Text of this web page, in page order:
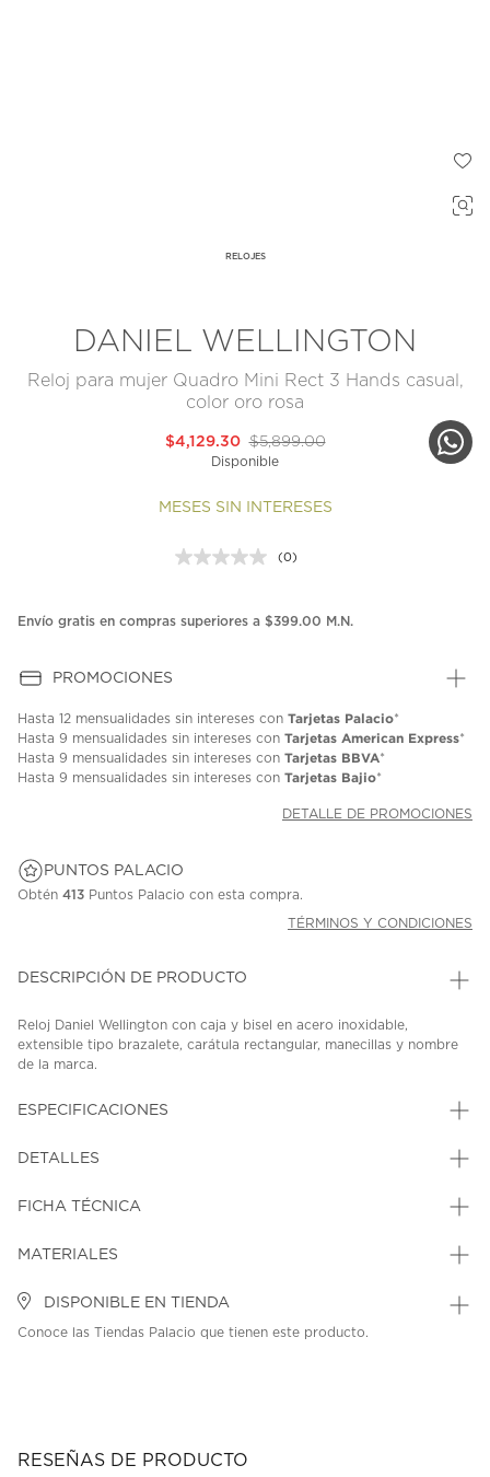
RELOJES
DANIEL WELLINGTON
Reloj para mujer Quadro Mini Rect 3 Hands casual,
color oro rosa
$5,899.00
$4,129.30
Disponible
MESES SIN INTERESES
Sin
en
(0)
Envío gratis en compras superiores a $399.00 M.N.
PROMOCIONES
Hasta 12 mensualidades sin intereses con Tarjetas Palacio*
Hasta 9 mensualidades sin intereses con Tarjetas American Express*
Hasta 9 mensualidades sin intereses con Tarjetas BBVA*
Hasta 9 mensualidades sin intereses con Tarjetas Bajio*
DETALLE DE PROMOCIONES
PUNTOS PALACIO
Obtén 413 Puntos Palacio con esta compra.
TÉRMINOS Y CONDICIONES
DESCRIPCIÓN DE PRODUCTO
Reloj Daniel Wellington con caja y bisel en acero inoxidable,
extensible tipo brazalete, carátula rectangular, manecillas y nombre
de la marca.
ESPECIFICACIONES
DETALLES
FICHA TÉCNICA
MATERIALES
DISPONIBLE EN TIENDA
Conoce las Tiendas Palacio que tienen este producto.
RESEÑAS DE PRODUCTO